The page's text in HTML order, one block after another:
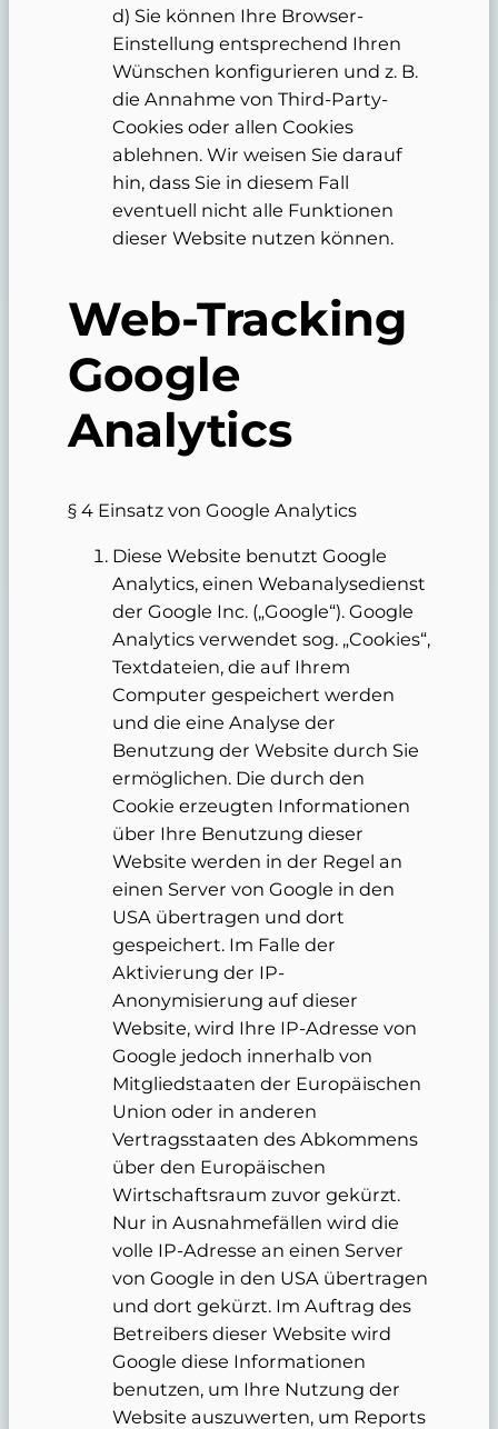
d) Sie können Ihre Browser-
Einstellung entsprechend Ihren
Wünschen konfigurieren und z. B.
die Annahme von Third-Party-
Cookies oder allen Cookies
ablehnen. Wir weisen Sie darauf
hin, dass Sie in diesem Fall
eventuell nicht alle Funktionen
dieser Website nutzen können.
Web-Tracking
Google
Analytics
§ 4 Einsatz von Google Analytics
Diese Website benutzt Google
Analytics, einen Webanalysedienst
der Google Inc. („Google“). Google
Analytics verwendet sog. „Cookies“,
Textdateien, die auf Ihrem
Computer gespeichert werden
und die eine Analyse der
Benutzung der Website durch Sie
ermöglichen. Die durch den
Cookie erzeugten Informationen
über Ihre Benutzung dieser
Website werden in der Regel an
einen Server von Google in den
USA übertragen und dort
gespeichert. Im Falle der
Aktivierung der IP-
Anonymisierung auf dieser
Website, wird Ihre IP-Adresse von
Google jedoch innerhalb von
Mitgliedstaaten der Europäischen
Union oder in anderen
Vertragsstaaten des Abkommens
über den Europäischen
Wirtschaftsraum zuvor gekürzt.
Nur in Ausnahmefällen wird die
volle IP-Adresse an einen Server
von Google in den USA übertragen
und dort gekürzt. Im Auftrag des
Betreibers dieser Website wird
Google diese Informationen
benutzen, um Ihre Nutzung der
Website auszuwerten, um Reports